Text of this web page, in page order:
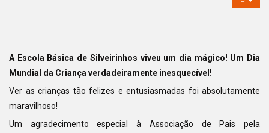
A Escola Básica de Silveirinhos viveu um dia mágico! Um Dia
Mundial da Criança verdadeiramente inesquecível!
Ver as crianças tão felizes e entusiasmadas foi absolutamente
maravilhoso!
Um agradecimento especial à Associação de Pais pela